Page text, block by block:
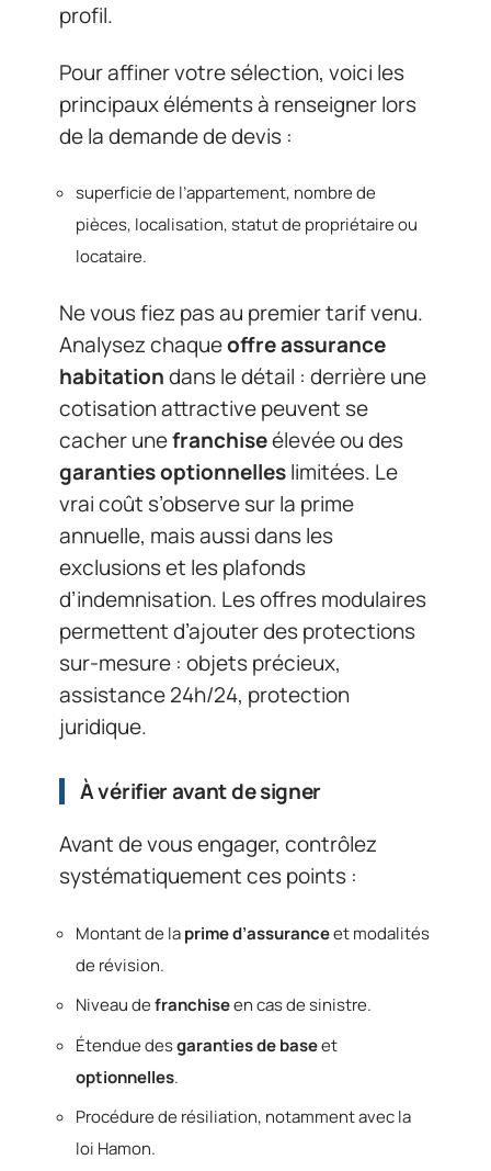
profil.
Pour affiner votre sélection, voici les
principaux éléments à renseigner lors
de la demande de devis :
superficie de l’appartement, nombre de
pièces, localisation, statut de propriétaire ou
locataire.
Ne vous fiez pas au premier tarif venu.
Analysez chaqueoffre assurance
habitationdans le détail : derrière une
cotisation attractive peuvent se
cacher unefranchiseélevée ou des
garanties optionnelleslimitées. Le
vrai coût s’observe sur la prime
annuelle, mais aussi dans les
exclusions et les plafonds
d’indemnisation. Les offres modulaires
permettent d’ajouter des protections
sur-mesure : objets précieux,
assistance 24h/24, protection
juridique.
À vérifier avant de signer
Avant de vous engager, contrôlez
systématiquement ces points :
Montant de laprime d’assuranceet modalités
de révision.
Niveau defranchiseen cas de sinistre.
Étendue desgaranties de baseet
optionnelles.
Procédure de résiliation, notamment avec la
loi Hamon.